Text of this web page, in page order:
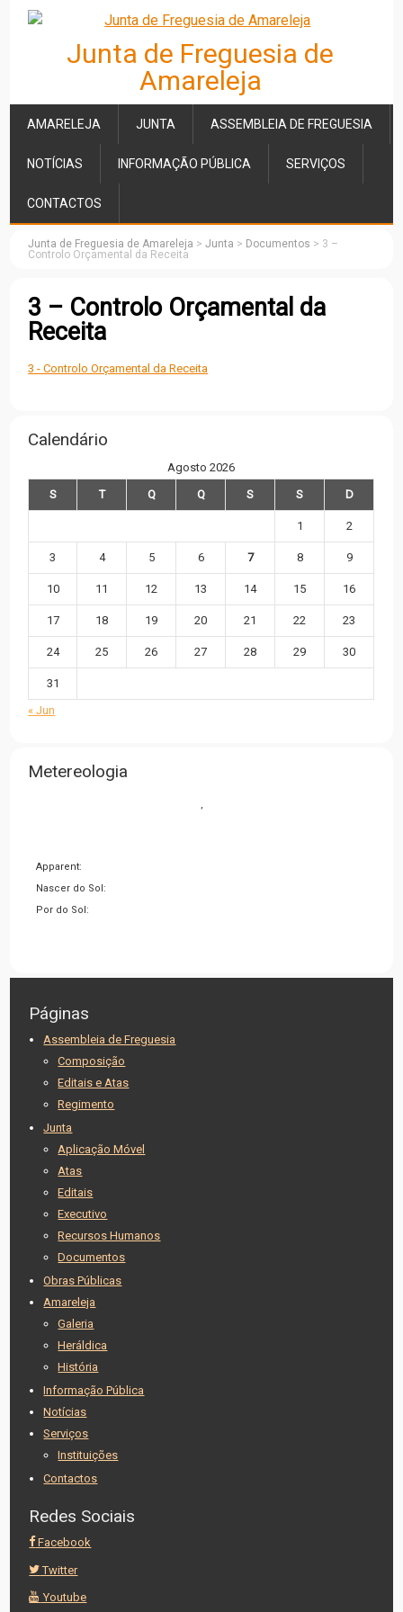
Junta de Freguesia de
Amareleja
AMARELEJA JUNTA ASSEMBLEIA DE FREGUESIA
NOTÍCIAS INFORMAÇÃO PÚBLICA SERVIÇOS
CONTACTOS
Junta de Freguesia de Amareleja >Junta > Documentos > 3 –
Controlo Orçamental da Receita
3 – Controlo Orçamental da
Receita
3 - Controlo Orçamental da Receita
Calendário
Agosto 2026
S
T Q Q S S D
1 2
3 4 5 6 7 8 9
10 11 12 13 14 15 16
17 18 19 20 21 22 23
24 25 26 27 28 29 30
31
« Jun
Metereologia
,
Apparent:
Nascer do Sol:
Por do Sol:
Páginas
Assembleia de Freguesia
Composição
Editais e Atas
Regimento
Junta
Aplicação Móvel
Atas
Editais
Executivo
Recursos Humanos
Documentos
Obras Públicas
Amareleja
Galeria
Heráldica
História
Informação Pública
Notícias
Serviços
Instituições
Contactos
Redes Sociais
Facebook
Twitter
Youtube